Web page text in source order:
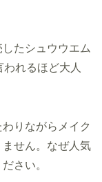
たシュウウエム
れるほど大人
りながらメイク
せん。なぜ人気
さい。